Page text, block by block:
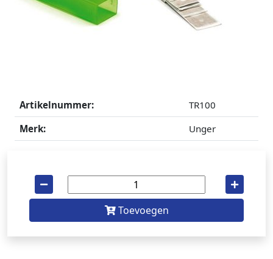
Artikelnummer:
TR100
Merk:
Unger
Toevoegen